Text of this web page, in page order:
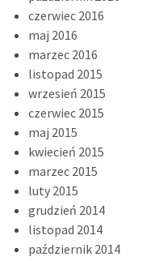
czerwiec 2016
maj 2016
marzec 2016
listopad 2015
wrzesień 2015
czerwiec 2015
maj 2015
kwiecień 2015
marzec 2015
luty 2015
grudzień 2014
listopad 2014
październik 2014